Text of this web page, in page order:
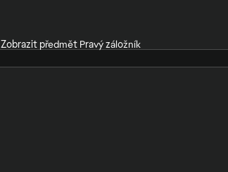
Zobrazit předmět Pravý záložník